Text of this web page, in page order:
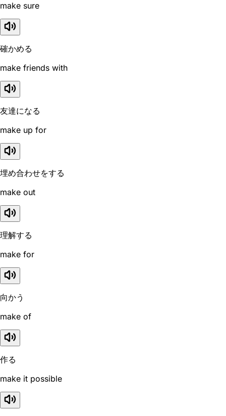
make sure
確かめる
make friends with
友達になる
make up for
埋め合わせをする
make out
理解する
make for
向かう
make of
作る
make it possible